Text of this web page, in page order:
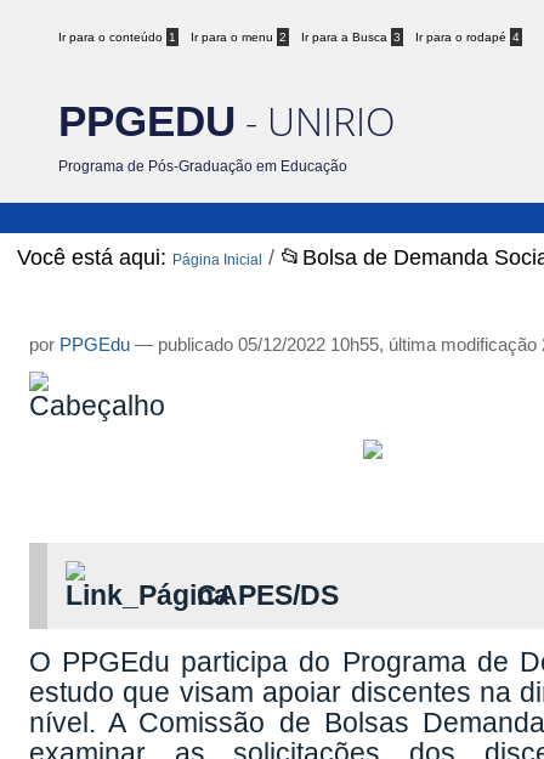
Ir para o conteúdo 1 Ir para o menu 2 Ir para a Busca 3 Ir para o rodapé 4
PPGEDU - UNIRIO
Programa de Pós-Graduação em Educação
Você está aqui: Página Inicial / 📂Bolsa de Demanda
por PPGEdu — publicado 05/12/2022 10h55, última modificação
O PPGEdu participa do Programa de
estudo que visam apoiar discentes na
nível. A Comissão de Bolsas
examinar as solicitações dos
acompanhamento do desempenho dos